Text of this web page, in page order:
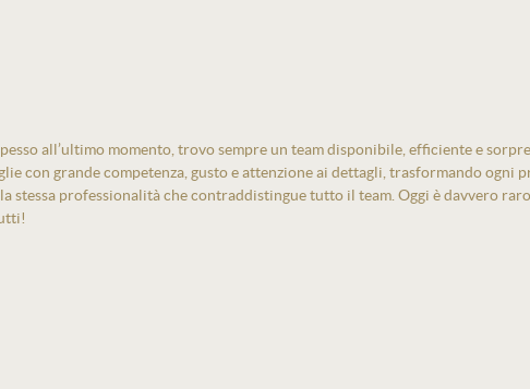
all’ultimo momento, trovo sempre un team disponibile, efficiente e
con grande competenza, gusto e attenzione ai dettagli, trasformando ogni
professionalità che contraddistingue tutto il team. Oggi è davvero